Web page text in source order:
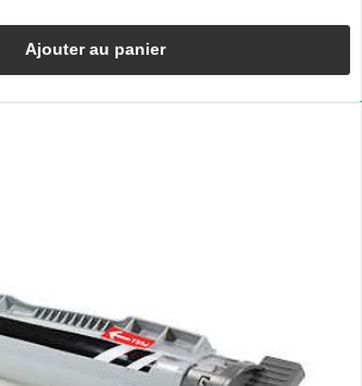
Ajouter au panier